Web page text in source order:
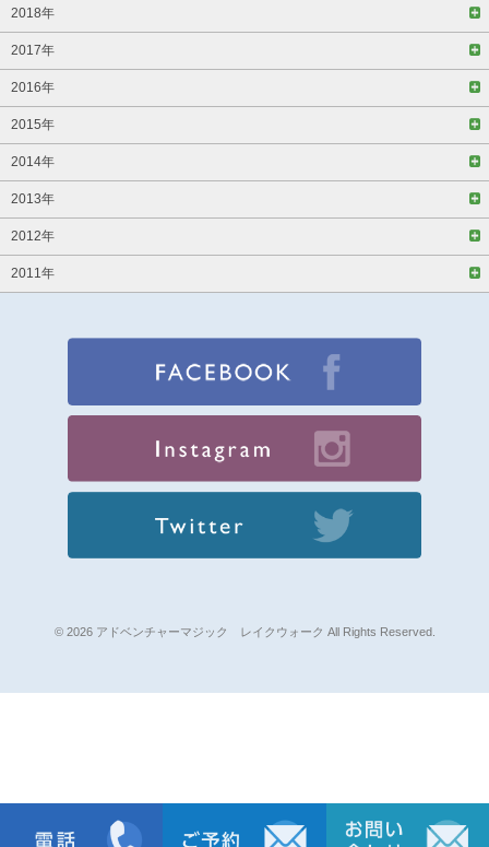
2018年
2017年
2016年
2015年
2014年
2013年
2012年
2011年
© 2026 アドベンチャーマジック レイクウォーク All Rights Reserved.